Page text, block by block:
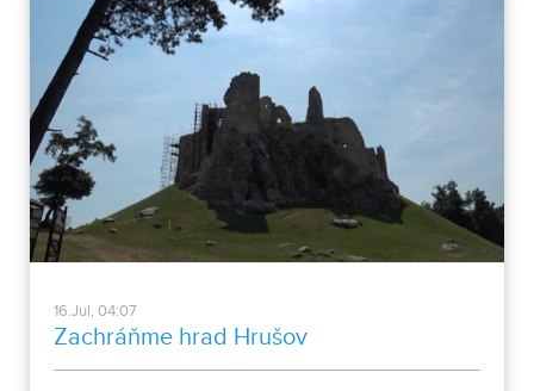
16.Jul, 04:07
Zachráňme hrad Hrušov